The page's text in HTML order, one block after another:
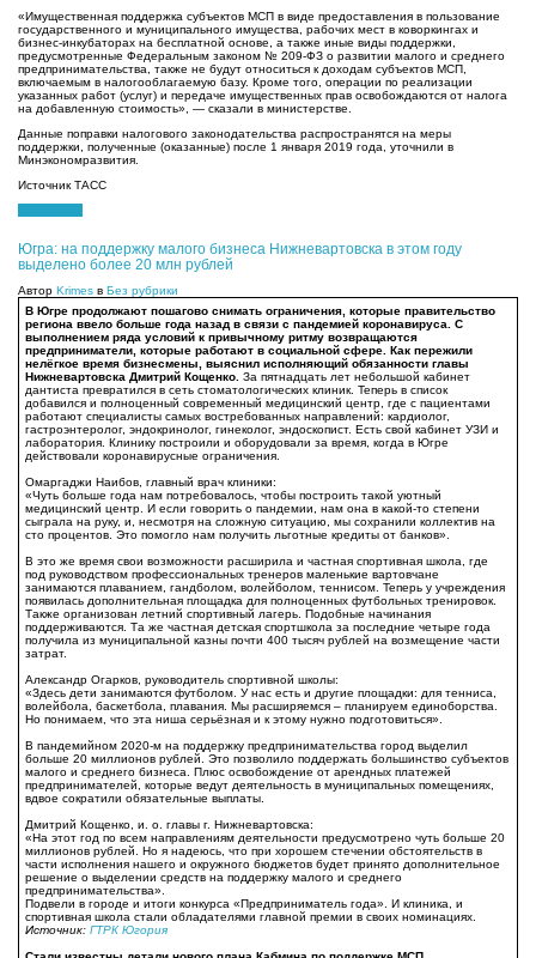
«Имущественная поддержка субъектов МСП в виде предоставления в пользование
государственного и муниципального имущества, рабочих мест в коворкингах и
бизнес-инкубаторах на бесплатной основе, а также иные виды поддержки,
предусмотренные Федеральным законом № 209-ФЗ о развитии малого и среднего
предпринимательства, также не будут относиться к доходам субъектов МСП,
включаемым в налогооблагаемую базу. Кроме того, операции по реализации
указанных работ (услуг) и передаче имущественных прав освобождаются от налога
на добавленную стоимость», — сказали в министерстве.
Данные поправки налогового законодательства распространятся на меры
поддержки, полученные (оказанные) после 1 января 2019 года, уточнили в
Минэкономразвития.
Источник ТАСС
Югра: на поддержку малого бизнеса Нижневартовска в этом году
выделено более 20 млн рублей
Автор Krimes в Без рубрики
В Югре продолжают пошагово снимать ограничения, которые правительство
региона ввело больше года назад в связи с пандемией коронавируса. С
выполнением ряда условий к привычному ритму возвращаются
предприниматели, которые работают в социальной сфере. Как пережили
нелёгкое время бизнесмены, выяснил исполняющий обязанности главы
Нижневартовска Дмитрий Кощенко. За пятнадцать лет небольшой кабинет
дантиста превратился в сеть стоматологических клиник. Теперь в список
добавился и полноценный современный медицинский центр, где с пациентами
работают специалисты самых востребованных направлений: кардиолог,
гастроэнтеролог, эндокринолог, гинеколог, эндоскопист. Есть свой кабинет УЗИ и
лаборатория. Клинику построили и оборудовали за время, когда в Югре
действовали коронавирусные ограничения.
Омаргаджи Наибов, главный врач клиники:
«Чуть больше года нам потребовалось, чтобы построить такой уютный
медицинский центр. И если говорить о пандемии, нам она в какой-то степени
сыграла на руку, и, несмотря на сложную ситуацию, мы сохранили коллектив на
сто процентов. Это помогло нам получить льготные кредиты от банков».
В это же время свои возможности расширила и частная спортивная школа, где
под руководством профессиональных тренеров маленькие вартовчане
занимаются плаванием, гандболом, волейболом, теннисом. Теперь у учреждения
появилась дополнительная площадка для полноценных футбольных тренировок.
Также организован летний спортивный лагерь. Подобные начинания
поддерживаются. Та же частная детская спортшкола за последние четыре года
получила из муниципальной казны почти 400 тысяч рублей на возмещение части
затрат.
Александр Огарков, руководитель спортивной школы:
«Здесь дети занимаются футболом. У нас есть и другие площадки: для тенниса,
волейбола, баскетбола, плавания. Мы расширяемся – планируем единоборства.
Но понимаем, что эта ниша серьёзная и к этому нужно подготовиться».
В пандемийном 2020-м на поддержку предпринимательства город выделил
больше 20 миллионов рублей. Это позволило поддержать большинство субъектов
малого и среднего бизнеса. Плюс освобождение от арендных платежей
предпринимателей, которые ведут деятельность в муниципальных помещениях,
вдвое сократили обязательные выплаты.
Дмитрий Кощенко, и. о. главы г. Нижневартовска:
«На этот год по всем направлениям деятельности предусмотрено чуть больше 20
миллионов рублей. Но я надеюсь, что при хорошем стечении обстоятельств в
части исполнения нашего и окружного бюджетов будет принято дополнительное
решение о выделении средств на поддержку малого и среднего
предпринимательства».
Подвели в городе и итоги конкурса «Предприниматель года». И клиника, и
спортивная школа стали обладателями главной премии в своих номинациях.
Источник: ГТРК Югория